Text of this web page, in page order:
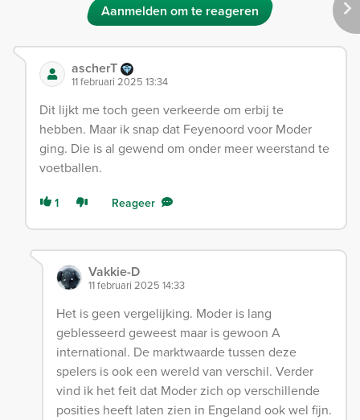
Aanmelden om te reageren
ascherT
11 februari 2025 13:34
Dit lijkt me toch geen verkeerde om erbij te
hebben. Maar ik snap dat Feyenoord voor Moder
ging. Die is al gewend om onder meer weerstand te
voetballen.
1 Reageer
Vakkie-D
11 februari 2025 14:33
Het is geen vergelijking. Moder is lang
geblesseerd geweest maar is gewoon A
international. De marktwaarde tussen deze
spelers is ook een wereld van verschil. Verder
vind ik het feit dat Moder zich op verschillende
posities heeft laten zien in Engeland ook wel fijn.